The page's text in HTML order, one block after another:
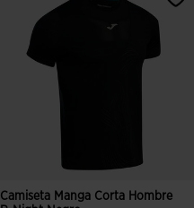
Camiseta Manga Corta Hombre